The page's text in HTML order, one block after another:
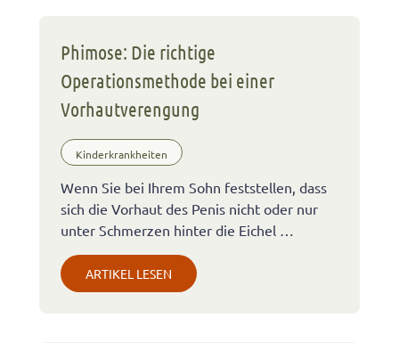
Phimose: Die richtige
Operationsmethode bei einer
Vorhautverengung
Kinderkrankheiten
Wenn Sie bei Ihrem Sohn feststellen, dass
sich die Vorhaut des Penis nicht oder nur
unter Schmerzen hinter die Eichel …
ARTIKEL LESEN